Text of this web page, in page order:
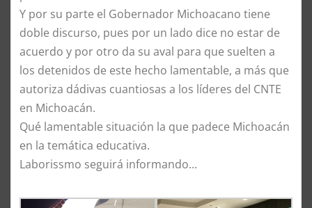
Y por su parte el Gobernador Michoacano tiene
doble discurso, pues por un lado dice no estar de
acuerdo y por otro da su aval para que suelten a
los detenidos de este hecho lamentable, a más que
autoriza dádivas cuantiosas a los líderes del CNTE
en Michoacán.
Qué lamentable situación la que padece Michoacán
en la temática educativa.
Laborissmo seguirá informando…